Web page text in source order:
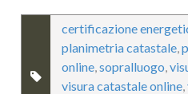
certificazione
planimetria catastale,
online,sopralluogo,
visura catastale online,